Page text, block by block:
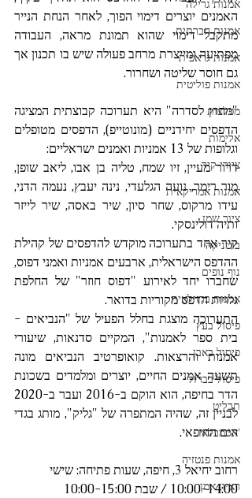
אמנות גרילה
אמנות חברתית
אמנות גראפית
אמנות פוליטית
מפלצות
אלימות
ציורי קיר
אמנות אמריקאית
ציור שמן
בוטניקה
נוף נופים
אמנות ברזילאית
פיסול בעץ
פיסול באבן
פיסול בברזל
תבליט
'אסמבלאז
אמנות פנטזיה
ראיון אמן
גם חוסר שליטה ושחרור.
וגלופות של 13 אמניות ואמנים ישראליים:
ותיה דולינסקי.
גלויות הדפס מקוריות בדואר.
הים החיפאי.
רחוב יחיאל 3, חיפה, שעות פתיחה: שישי
10:00-14:00 / שבת 10:00-15:00